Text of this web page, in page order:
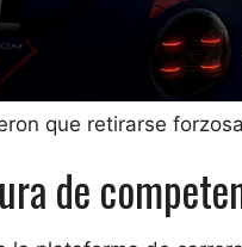
que retirarse
de